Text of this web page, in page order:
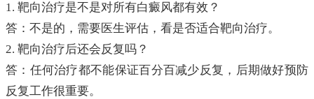
1. 靶向治疗是不是对所有白癜风都有效？
答：不是的，需要医生评估，看是否适合靶向治疗。
2. 靶向治疗后还会反复吗？
答：任何治疗都不能保证百分百减少反复，后期做好预防
反复工作很重要。